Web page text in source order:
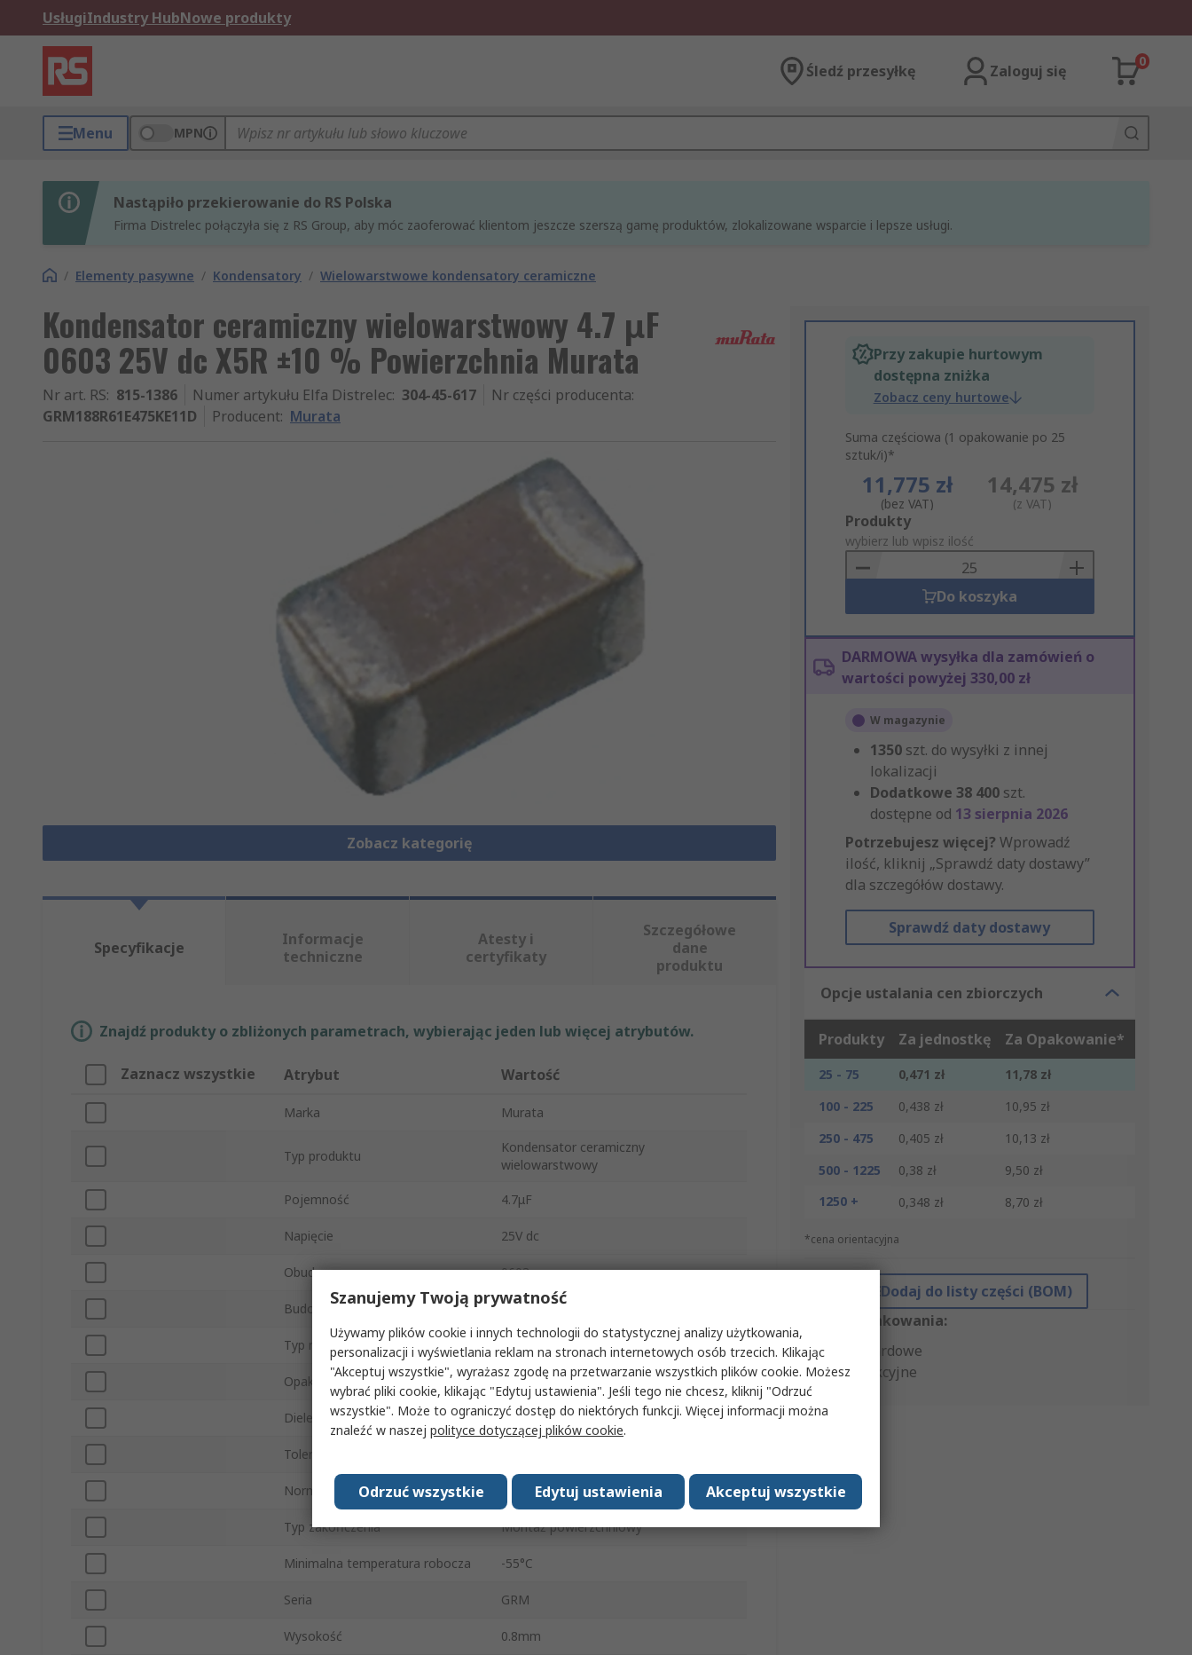
UsługiIndustry HubNowe produkty
Śledź przesyłkę Zaloguj się
0
Menu MPN
Nastąpiło przekierowanie do RS Polska
Firma Distrelec połączyła się z RS Group, aby móc zaoferować klientom jeszcze szerszą gamę produktów, zlokalizowane wsparcie i lepsze usługi.
/ Elementy pasywne / Kondensatory / Wielowarstwowe kondensatory ceramiczne
Kondensator ceramiczny wielowarstwowy 4.7 μF
0603 25V dc X5R ±10 % Powierzchnia Murata
Nr art. RS: 815-1386 Numer artykułu Elfa Distrelec: 304-45-617 Nr części producenta:
GRM188R61E475KE11D
Producent: Murata
Zobacz kategorię
Przy zakupie hurtowym
dostępna zniżka
Zobacz ceny hurtowe
Suma częściowa (1 opakowanie po 25
sztuk/i)*
11,775 zł
(bez VAT)
14,475 zł
(z VAT)
Add
to
Basket
Produkty
wybierz lub wpisz ilość
Do koszyka
DARMOWA wysyłka dla zamówień o
wartości powyżej 330,00 zł
W magazynie
1350 szt. do wysyłki z innej
lokalizacji
Dodatkowe 38 400 szt.
dostępne od 13 sierpnia 2026
Potrzebujesz więcej? Wprowadź
ilość, kliknij „Sprawdź daty dostawy”
dla szczegółów dostawy.
Sprawdź daty dostawy
Opcje ustalania cen zbiorczych
Produkty Za jednostkę Za Opakowanie*
25 - 75 0,471 zł
11,78 zł
100 - 225
0,438 zł
10,95 zł
250 - 475
0,405 zł
10,13 zł
500 - 1225
0,38 zł
9,50 zł
1250 +
0,348 zł 8,70 zł
*cena orientacyjna
Dodaj do listy części (BOM)
Rodzaj opakowania:
Standardowe
Produkcyjne
Specyfikacje
Informacje
techniczne
Atesty i
certyfikaty
Szczegółowe
dane
produktu
Znajdź produkty o zbliżonych parametrach, wybierając jeden lub więcej atrybutów.
Zaznacz wszystkie Atrybut Wartość
Marka Murata
Typ produktu
Kondensator ceramiczny
wielowarstwowy
Pojemność 4.7μF
Napięcie 25V dc
Obudowa 0603
Budownictwo Układane
Typ montażu Powierzchnia
Opakowanie Taśma papierowa o średnicy 180 mm
Dielektryk X5R
Tolerancja
Norma motoryzacyjna
Typ zakończenia Montaż powierzchniowy
Minimalna temperatura robocza -55°C
Seria GRM
Wysokość 0.8mm
Szanujemy Twoją prywatność
Używamy plików cookie i innych technologii do statystycznej analizy użytkowania,
personalizacji i wyświetlania reklam na stronach internetowych osób trzecich. Klikając
"Akceptuj wszystkie", wyrażasz zgodę na przetwarzanie wszystkich plików cookie. Możesz
wybrać pliki cookie, klikając "Edytuj ustawienia". Jeśli tego nie chcesz, kliknij "Odrzuć
wszystkie". Może to ograniczyć dostęp do niektórych funkcji. Więcej informacji można
znaleźć w naszej polityce dotyczącej plików cookie.
Akceptuj wszystkie
Edytuj ustawienia
Odrzuć wszystkie